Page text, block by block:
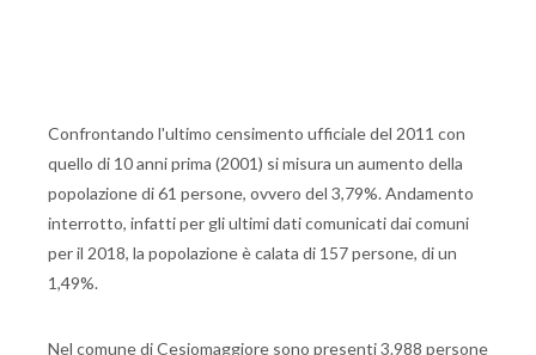
Confrontando l'ultimo censimento ufficiale del 2011 con
quello di 10 anni prima (2001) si misura un aumento della
popolazione di 61 persone, ovvero del 3,79%. Andamento
interrotto, infatti per gli ultimi dati comunicati dai comuni
per il 2018, la popolazione è calata di 157 persone, di un
1,49%.
Nel comune di Cesiomaggiore sono presenti 3.988 persone